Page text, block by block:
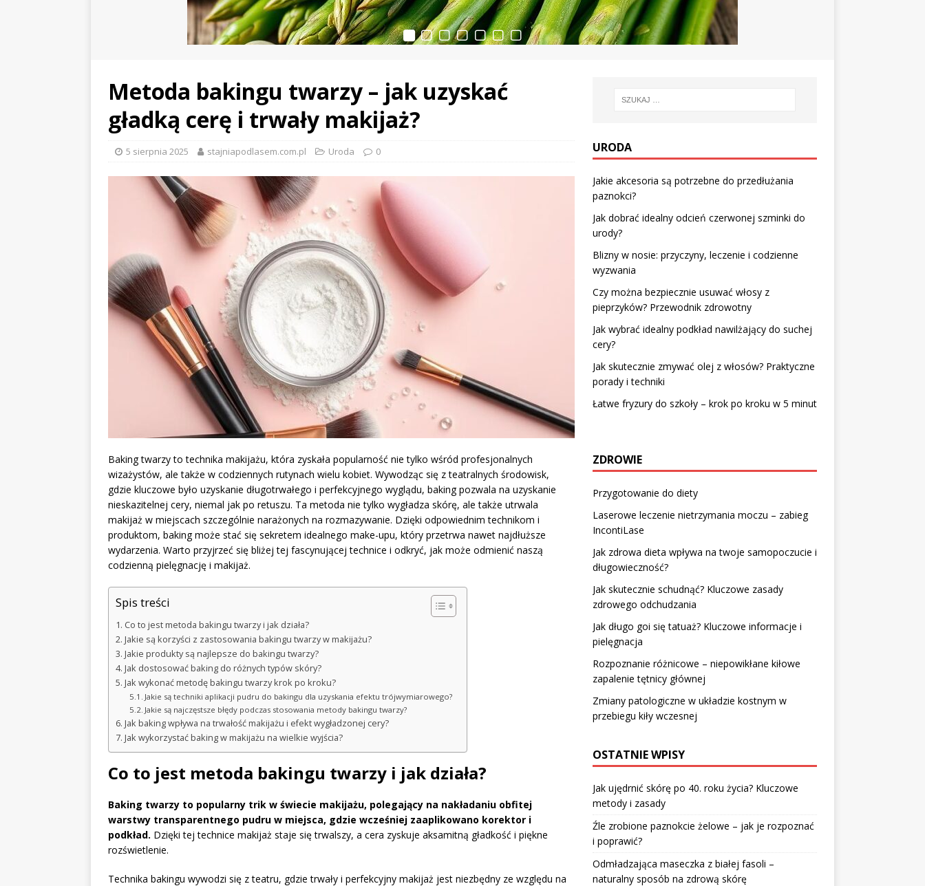
Metoda bakingu twarzy – jak uzyskać
gładką cerę i trwały makijaż?
5 sierpnia 2025 stajniapodlasem.com.pl Uroda 0
Baking twarzy to technika makijażu, która zyskała popularność nie tylko wśród profesjonalnych
wizażystów, ale także w codziennych rutynach wielu kobiet. Wywodząc się z teatralnych środowisk,
gdzie kluczowe było uzyskanie długotrwałego i perfekcyjnego wyglądu, baking pozwala na uzyskanie
nieskazitelnej cery, niemal jak po retuszu. Ta metoda nie tylko wygładza skórę, ale także utrwala
makijaż w miejscach szczególnie narażonych na rozmazywanie. Dzięki odpowiednim technikom i
produktom, baking może stać się sekretem idealnego make-upu, który przetrwa nawet najdłuższe
wydarzenia. Warto przyjrzeć się bliżej tej fascynującej technice i odkryć, jak może odmienić naszą
codzienną pielęgnację i makijaż.
Spis treści
Co to jest metoda bakingu twarzy i jak działa?
Jakie są korzyści z zastosowania bakingu twarzy w makijażu?
Jakie produkty są najlepsze do bakingu twarzy?
Jak dostosować baking do różnych typów skóry?
Jak wykonać metodę bakingu twarzy krok po kroku?
Jakie są techniki aplikacji pudru do bakingu dla uzyskania efektu trójwymiarowego?
Jakie są najczęstsze błędy podczas stosowania metody bakingu twarzy?
Jak baking wpływa na trwałość makijażu i efekt wygładzonej cery?
Jak wykorzystać baking w makijażu na wielkie wyjścia?
Co to jest metoda bakingu twarzy i jak działa?
Baking twarzy to popularny trik w świecie makijażu, polegający na nakładaniu obfitej
warstwy transparentnego pudru w miejsca, gdzie wcześniej zaaplikowano korektor i
podkład. Dzięki tej technice makijaż staje się trwalszy, a cera zyskuje aksamitną gładkość i piękne
rozświetlenie.
Technika bakingu wywodzi się z teatru, gdzie trwały i perfekcyjny makijaż jest niezbędny ze względu na
URODA
Jakie akcesoria są potrzebne do przedłużania
paznokci?
Jak dobrać idealny odcień czerwonej szminki do
urody?
Blizny w nosie: przyczyny, leczenie i codzienne
wyzwania
Czy można bezpiecznie usuwać włosy z
pieprzyków? Przewodnik zdrowotny
Jak wybrać idealny podkład nawilżający do suchej
cery?
Jak skutecznie zmywać olej z włosów? Praktyczne
porady i techniki
Łatwe fryzury do szkoły – krok po kroku w 5 minut
ZDROWIE
Przygotowanie do diety
Laserowe leczenie nietrzymania moczu – zabieg
IncontiLase
Jak zdrowa dieta wpływa na twoje samopoczucie i
długowieczność?
Jak skutecznie schudnąć? Kluczowe zasady
zdrowego odchudzania
Jak długo goi się tatuaż? Kluczowe informacje i
pielęgnacja
Rozpoznanie różnicowe – niepowikłane kiłowe
zapalenie tętnicy głównej
Zmiany patologiczne w układzie kostnym w
przebiegu kiły wczesnej
OSTATNIE WPISY
Jak ujędrnić skórę po 40. roku życia? Kluczowe
metody i zasady
Źle zrobione paznokcie żelowe – jak je rozpoznać
i poprawić?
Odmładzająca maseczka z białej fasoli –
naturalny sposób na zdrową skórę